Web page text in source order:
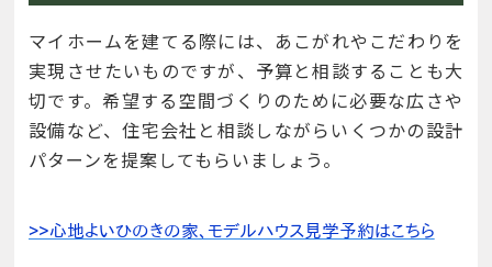
マイホームを建てる際には、あこがれやこだわりを
実現させたいものですが、予算と相談することも大
切です。希望する空間づくりのために必要な広さや
設備など、住宅会社と相談しながらいくつかの設計
パターンを提案してもらいましょう。